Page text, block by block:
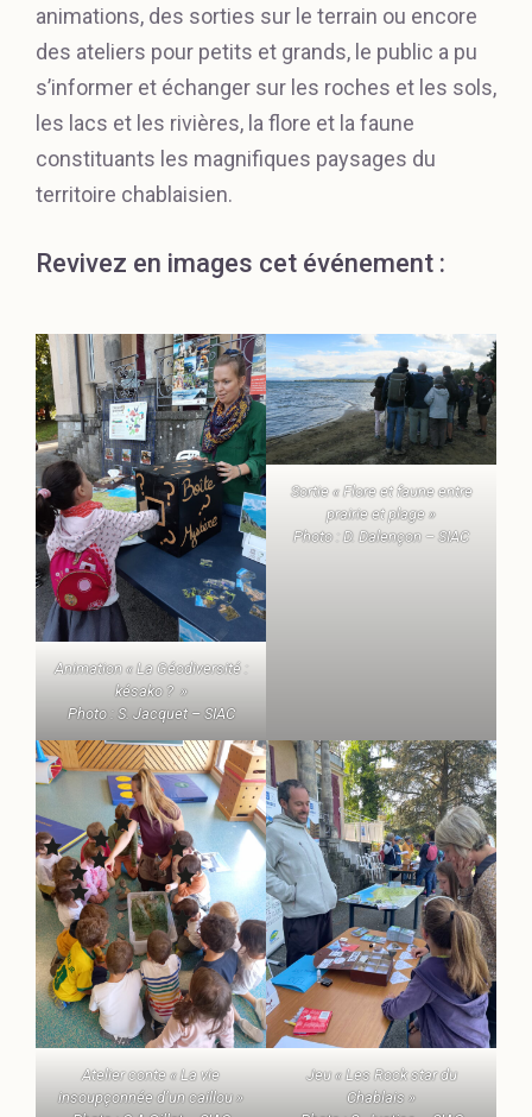
animations, des sorties sur le terrain ou encore
des ateliers pour petits et grands, le public a pu
s’informer et échanger sur les roches et les sols,
les lacs et les rivières, la flore et la faune
constituants les magnifiques paysages du
territoire chablaisien.
Revivez en images cet événement :
Animation « La Géodiversité :
késako ? »
Photo : S. Jacquet – SIAC
Sortie « Flore et faune entre
prairie et plage »
Photo : D. Dalençon – SIAC
Atelier conte « La vie
insoupçonnée d’un caillou »
Jeu « Les Rock star du
Chablais »